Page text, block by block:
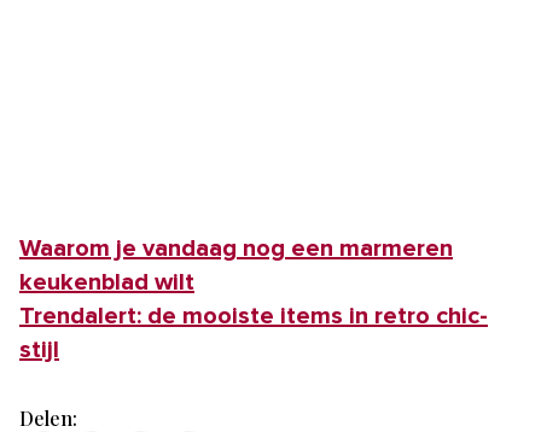
Waarom je vandaag nog een marmeren
keukenblad wilt
Trendalert: de mooiste items in retro chic-
stijl
Delen: